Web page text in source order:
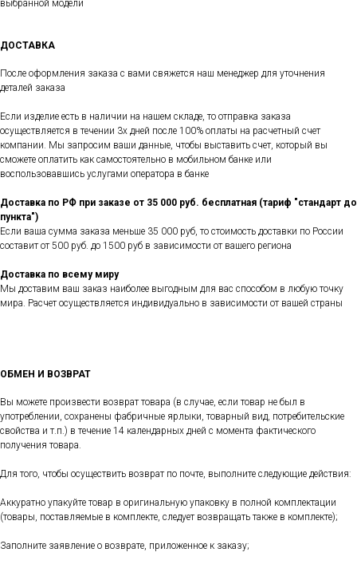
выбранной модели
ДОСТАВКА
После оформления заказа с вами свяжется наш менеджер для уточнения
деталей заказа
Если изделие есть в наличии на нашем складе, то отправка заказа
осуществляется в течении 3х дней после 100% оплаты на расчетный счет
компании. Мы запросим ваши данные, чтобы выставить счет, который вы
сможете оплатить как самостоятельно в мобильном банке или
воспользовавшись услугами оператора в банке
Доставка по РФ при заказе от 35 000 руб. бесплатная (тариф "стандарт до
пункта")
Если ваша сумма заказа меньше 35 000 руб, то стоимость доставки по России
составит от 500 руб. до 1500 руб в зависимости от вашего региона
Доставка по всему миру
Мы доставим ваш заказ наиболее выгодным для вас способом в любую точку
мира. Расчет осуществляется индивидуально в зависимости от вашей страны
ОБМЕН И ВОЗВРАТ
Вы можете произвести возврат товара (в случае, если товар не был в
употреблении, сохранены фабричные ярлыки, товарный вид, потребительские
свойства и т.п.) в течение 14 календарных дней с момента фактического
получения товара.
Для того, чтобы осуществить возврат по почте, выполните следующие действия:
Аккуратно упакуйте товар в оригинальную упаковку в полной комплектации
(товары, поставляемые в комплекте, следует возвращать также в комплекте);
Заполните заявление о возврате, приложенное к заказу;